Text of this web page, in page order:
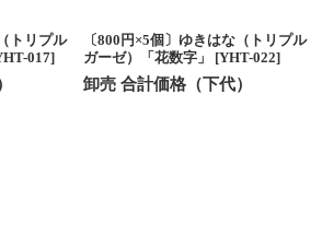
トリプル
017]
〔800円×5個〕ゆきはな（トリプル
ガーゼ）「花数字」
[YHT-022]
卸売 合計価格（下代）